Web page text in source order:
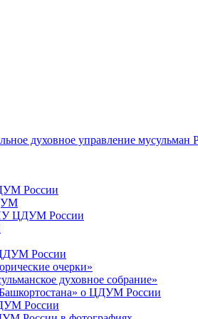
духовное управление мусульман
России
ЦДУМ России
России
очерки»
духовное собрание»
о ЦДУМ России
России